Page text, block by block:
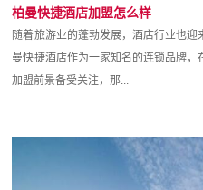
柏曼快捷酒店加盟怎么样
随着旅游业的蓬勃发展，酒店行业也
曼快捷酒店作为一家知名的连锁品牌
加盟前景备受关注，那...